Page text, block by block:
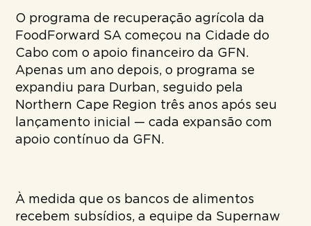
O programa de recuperação agrícola da
FoodForward SA começou na Cidade do
Cabo com o apoio financeiro da GFN.
Apenas um ano depois, o programa se
expandiu para Durban, seguido pela
Northern Cape Region três anos após seu
lançamento inicial — cada expansão com
apoio contínuo da GFN.
À medida que os bancos de alimentos
recebem subsídios, a equipe da Supernaw